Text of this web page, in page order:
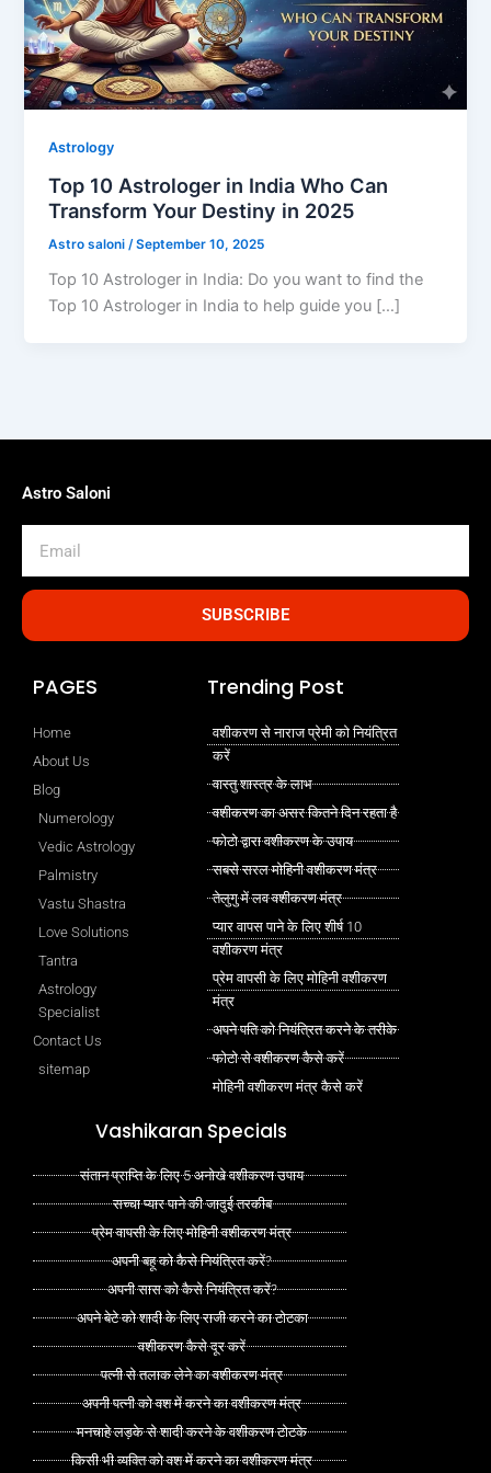
Astrology
Top 10 Astrologer in India Who Can
Transform Your Destiny in 2025
Astro saloni /September 10, 2025
Top 10 Astrologer in India: Do you want to find the
Top 10 Astrologer in India to help guide you […]
Astro Saloni
SUBSCRIBE
PAGES
Home
About Us
Blog
Numerology
Vedic Astrology
Palmistry
Vastu Shastra
Love Solutions
Tantra
Astrology
Specialist
Contact Us
sitemap
Trending Post
वशीकरण से नाराज प्रेमी को नियंत्रित
करें
वास्तु शास्त्र के लाभ
वशीकरण का असर कितने दिन रहता है
फोटो द्वारा वशीकरण के उपाय
सबसे सरल मोहिनी वशीकरण मंत्र
तेलुगु में लव वशीकरण मंत्र
प्यार वापस पाने के लिए शीर्ष 10
वशीकरण मंत्र
प्रेम वापसी के लिए मोहिनी वशीकरण
मंत्र
अपने पति को नियंत्रित करने के तरीके
फोटो से वशीकरण कैसे करें
मोहिनी वशीकरण मंत्र कैसे करें
Vashikaran Specials
संतान प्राप्ति के लिए 5 अनोखे वशीकरण उपाय
सच्चा प्यार पाने की जादुई तरकीब
प्रेम वापसी के लिए मोहिनी वशीकरण मंत्र
अपनी बहू को कैसे नियंत्रित करें?
अपनी सास को कैसे नियंत्रित करें?
अपने बेटे को शादी के लिए राजी करने का टोटका
वशीकरण कैसे दूर करें
पत्नी से तलाक लेने का वशीकरण मंत्र
अपनी पत्नी को वश में करने का वशीकरण मंत्र
मनचाहे लड़के से शादी करने के वशीकरण टोटके
किसी भी व्यक्ति को वश में करने का वशीकरण मंत्र